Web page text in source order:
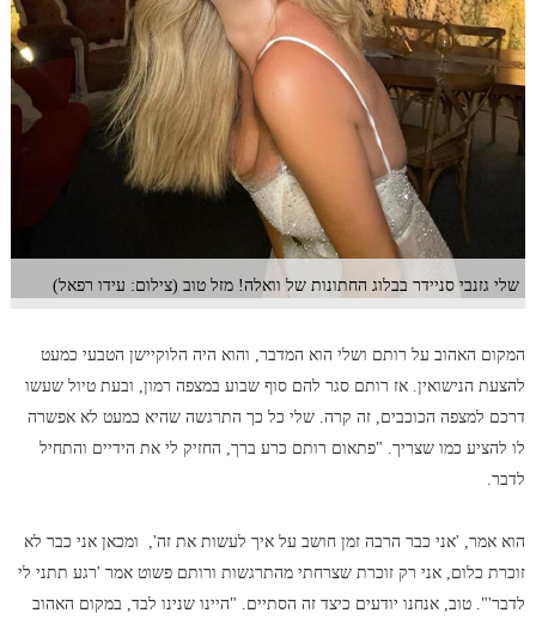
שלי גזנבי סניידר בבלוג החתונות של וואלה! מזל טוב (צילום: עידו רפאל)
המקום האהוב על רותם ושלי הוא המדבר, והוא היה הלוקיישן הטבעי כמעט
להצעת הנישואין. אז רותם סגר להם סוף שבוע במצפה רמון, ובעת טיול שעשו
דרכם למצפה הכוכבים, זה קרה. שלי כל כך התרגשה שהיא כמעט לא אפשרה
לו להציע כמו שצריך. "פתאום רותם כרע ברך, החזיק לי את הידיים והתחיל
לדבר.
הוא אמר, 'אני כבר הרבה זמן חושב על איך לעשות את זה', ומכאן אני כבר לא
זוכרת כלום, אני רק זוכרת שצרחתי מהתרגשות ורותם פשוט אמר 'רגע תתני לי
לדבר'". טוב, אנחנו יודעים כיצד זה הסתיים. "היינו שנינו לבד, במקום האהוב